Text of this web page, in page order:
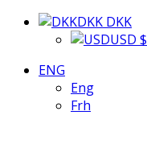
DKK DKK
USD $
ENG
Eng
Frh